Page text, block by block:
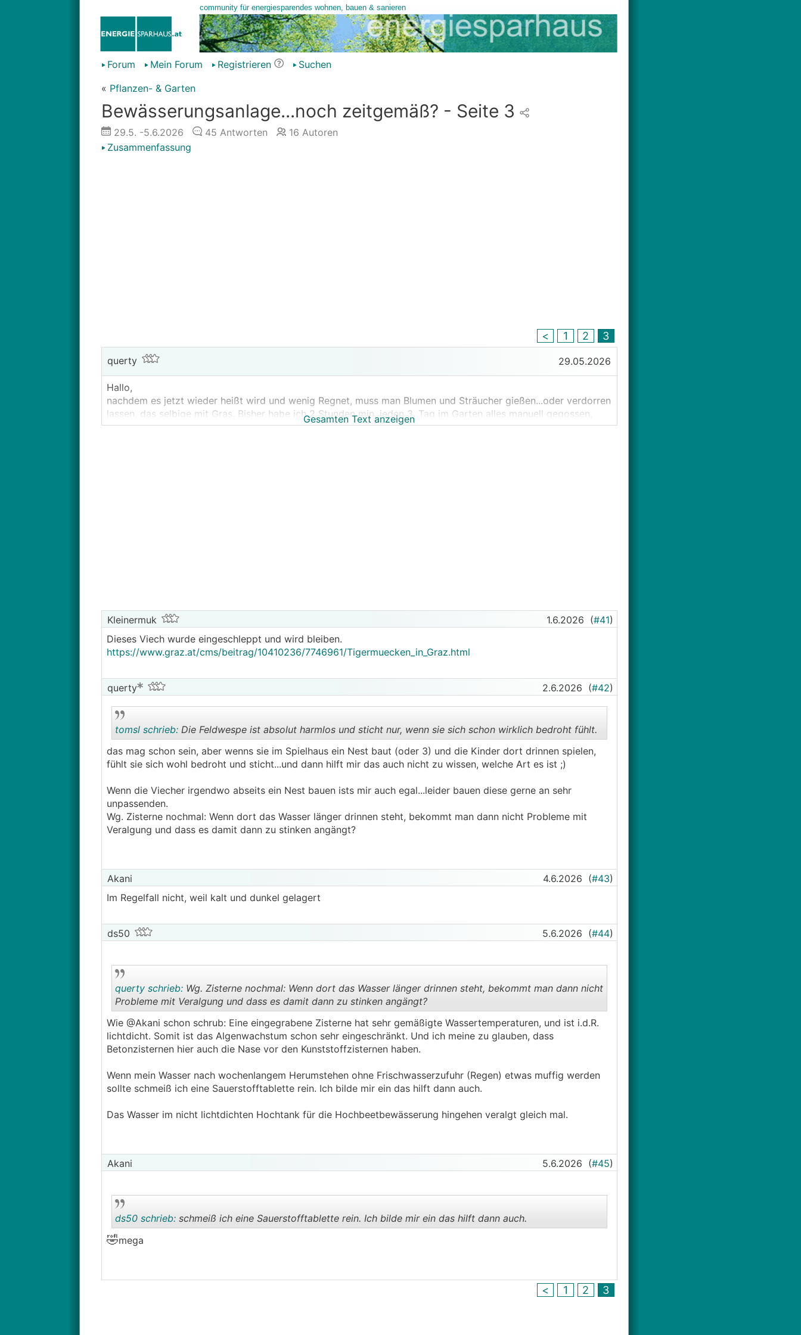
Forum Mein Forum Registrieren
Suchen
« Pflanzen- & Garten
Bewässerungsanlage...noch zeitgemäß? - Seite 3
29.5. -5.6.2026 45 Antworten 16 Autoren
Zusammenfassung
< 1 2 3
querty 29.05.2026
Hallo,
nachdem es jetzt wieder heißt wird und wenig Regnet, muss man Blumen und Sträucher gießen...oder verdorren
lassen, das selbige mit Gras. Bisher habe ich 2 Stunden min. jeden 3. Tag im Garten alles manuell gegossen,
also Schlauch herumziehen, gießen und wichtig: Schlauch auch wieder weg, damit der Mährobotter fahren
spielen dürfen. Gießen mit Wasser von der Leitung ist auf Dauer sehr kostenintensiv...und auch fraglich, ob das
überhaupt noch erlaubt sein wird in Zukunft, wenn man Wasser sparen muss.
Was sind eure Gedanken dazu?
Gesamten Text anzeigen
Kleinermuk 1.6.2026 (#41)
Dieses Viech wurde eingeschleppt und wird bleiben.
https://www.graz.at/cms/beitrag/10410236/7746961/Tigermuecken_in_Graz.html
querty 2.6.2026 (#42)
tomsl schrieb:Die Feldwespe ist absolut harmlos und sticht nur, wenn sie sich schon wirklich bedroht fühlt.
das mag schon sein, aber wenns sie im Spielhaus ein Nest baut (oder 3) und die Kinder dort drinnen spielen,
fühlt sie sich wohl bedroht und sticht...und dann hilft mir das auch nicht zu wissen, welche Art es ist ;)
Wenn die Viecher irgendwo abseits ein Nest bauen ists mir auch egal...leider bauen diese gerne an sehr
unpassenden.
Wg. Zisterne nochmal: Wenn dort das Wasser länger drinnen steht, bekommt man dann nicht Probleme mit
Veralgung und dass es damit dann zu stinken angängt?
Akani 4.6.2026 (#43)
Im Regelfall nicht, weil kalt und dunkel gelagert
ds50 5.6.2026 (#44)
..
querty schrieb:Wg. Zisterne nochmal: Wenn dort das Wasser länger drinnen steht, bekommt man dann nicht
Probleme mit Veralgung und dass es damit dann zu stinken angängt?
Wie @Akani schon schrub: Eine eingegrabene Zisterne hat sehr gemäßigte Wassertemperaturen, und ist i.d.R.
lichtdicht. Somit ist das Algenwachstum schon sehr eingeschränkt. Und ich meine zu glauben, dass
Betonzisternen hier auch die Nase vor den Kunststoffzisternen haben.
Wenn mein Wasser nach wochenlangem Herumstehen ohne Frischwasserzufuhr (Regen) etwas muffig werden
sollte schmeiß ich eine Sauerstofftablette rein. Ich bilde mir ein das hilft dann auch.
Das Wasser im nicht lichtdichten Hochtank für die Hochbeetbewässerung hingehen veralgt gleich mal.
Akani 5.6.2026 (#45)
ds50 schrieb:schmeiß ich eine Sauerstofftablette rein. Ich bilde mir ein das hilft dann auch.
🤣mega
< 1 2 3